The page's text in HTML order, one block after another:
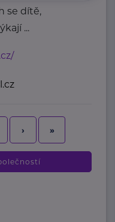
se dítě,
...
› »